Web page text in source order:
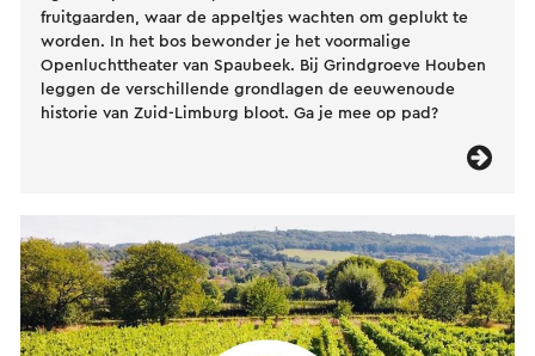
fruitgaarden, waar de appeltjes wachten om geplukt te
worden. In het bos bewonder je het voormalige
Openluchttheater van Spaubeek. Bij Grindgroeve Houben
leggen de verschillende grondlagen de eeuwenoude
historie van Zuid-Limburg bloot. Ga je mee op pad?